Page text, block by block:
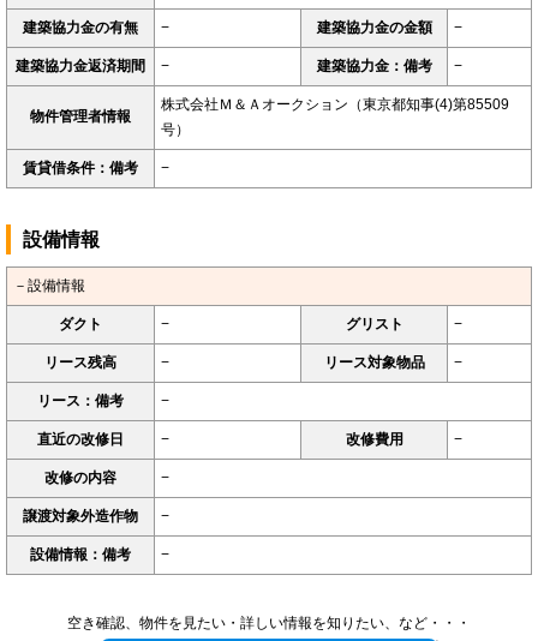
建築協力金の有無 − 建築協力金の金額 −
建築協力金返済期間 − 建築協力金：備考 −
物件管理者情報
株式会社Ｍ＆Ａオークション（東京都知事(4)第85509
号）
賃貸借条件：備考 −
設備情報
－設備情報
ダクト − グリスト −
リース残高 − リース対象物品 −
リース：備考 −
直近の改修日 − 改修費用 −
改修の内容 −
譲渡対象外造作物 −
設備情報：備考 −
空き確認、物件を見たい・詳しい情報を知りたい、など・・・